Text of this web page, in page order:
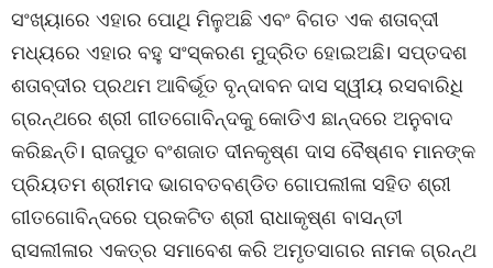
ସଂଖ୍ୟାରେ ଏହାର ପୋଥି ମିଳୁଅଛି ଏବଂ ବିଗତ ଏକ ଶତାବ୍ଦୀ
ମଧ୍ୟରେ ଏହାର ବହୁ ସଂସ୍କରଣ ମୁଦ୍ରିତ ହୋଇଅଛି। ସପ୍ତଦଶ
ଶତାବ୍ଦୀର ପ୍ରଥମ ଆବିର୍ଭୂତ ବୃନ୍ଦାବନ ଦାସ ସ୍ୱୀୟ ରସବାରିଧି
ଗ୍ରନ୍ଥରେ ଶ୍ରୀ ଗୀତଗୋବିନ୍ଦକୁ କୋଡିଏ ଛାନ୍ଦରେ ଅନୁବାଦ
କରିଛନ୍ତି। ରାଜପୁତ ବଂଶଜାତ ଦୀନକୃଷ୍ଣ ଦାସ ବୈଷ୍ଣବ ମାନଙ୍କ
ପ୍ରିୟତମ ଶ୍ରୀମଦ ଭାଗବତବଣ୍ଡିତ ଗୋପଲୀଳା ସହିତ ଶ୍ରୀ
ଗୀତଗୋବିନ୍ଦରେ ପ୍ରକଟିତ ଶ୍ରୀ ରାଧାକୃଷ୍ଣ ବାସନ୍ତୀ
ରାସଲୀଳାର ଏକତ୍ର ସମାବେଶ କରି ଅମୃତସାଗର ନାମକ ଗ୍ରନ୍ଥ